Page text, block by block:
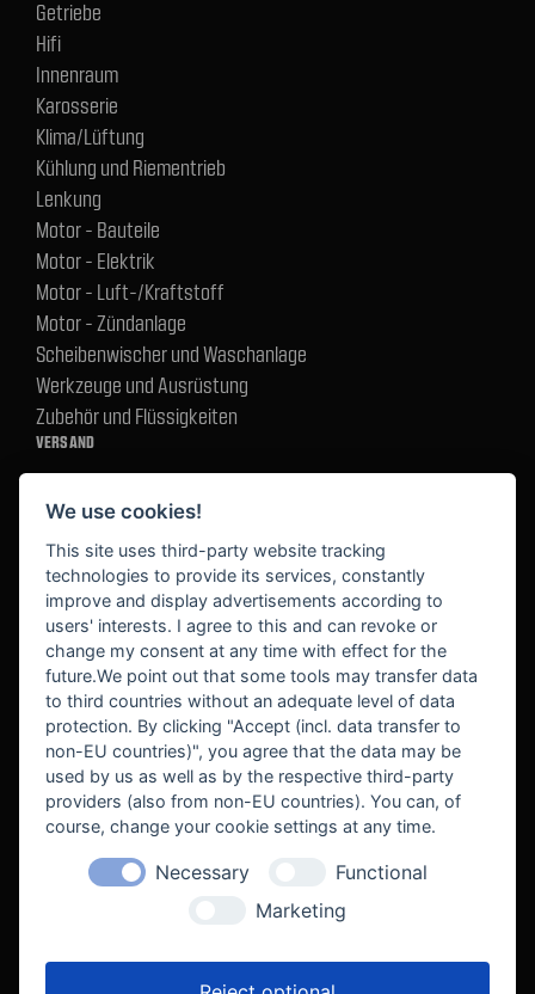
Getriebe
Hifi
Innenraum
Karosserie
Klima/Lüftung
Kühlung und Riementrieb
Lenkung
Motor - Bauteile
Motor - Elektrik
Motor - Luft-/Kraftstoff
Motor - Zündanlage
Scheibenwischer und Waschanlage
Werkzeuge und Ausrüstung
Zubehör und Flüssigkeiten
VERSAND
BEKANNT AUS
We use cookies!
This site uses third-party website tracking
technologies to provide its services, constantly
improve and display advertisements according to
users' interests. I agree to this and can revoke or
change my consent at any time with effect for the
future.We point out that some tools may transfer data
to third countries without an adequate level of data
protection. By clicking "Accept (incl. data transfer to
non-EU countries)", you agree that the data may be
used by us as well as by the respective third-party
providers (also from non-EU countries). You can, of
course, change your cookie settings at any time.
Necessary
Functional
Marketing